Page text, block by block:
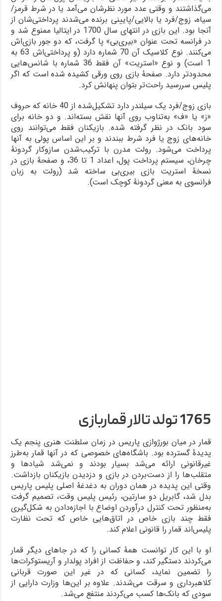
می‌گذاشتند و وقتی عدد مورد نظرشان می‌آمد یا در شرط قرمز/
سیاه، زوج/فرد یا بالایی/پایینی برنده می‌شدند پرداختی‌شان از
آنجا بود. این بازی در انتهای سال 1700 در ایتالیا ممنوع شد و
در فرانسه تحت عنوان «بیری‌بی» پا گرفت، که دو جور بازی‌اش
می‌کنند. نوع کلاسیک آن 70 شماره دارد (و پرداختی‌اش 63 به
1 است) و نوع «استریت» آن فقط 36 شماره با شانس‌هایی
محدودتر دارد. صفحۀ بازی روی ورقی کشیده شده است که اگر
پلیس سررسید راحت‌تر بتوان پنهانش کرد.
بازی زوج/فرد یک سیلندر دارد تشکیل‌شده از 40 خانه که حروف
«ز» یا «ف» به‌تناوب روی آنها نقش بسته‌اند. و دو خانه برای
سود بانک در نظر گرفته شده. بازیکنان فقط می‌توانند روی
خانه‌های زوج یا فرد شرط ببندند و بر این اساس پولی به آنها
پرداخت می‌شود. رولت مدرن با ترکیب‌شدن سازوکار گردونۀ
چرخان، سیستم پرداخت پول، اعداد 1 تا 36، و صفحۀ بازی در
نسخۀ استریت بازی بیری‌بی ساخته شد (رولت به زبان
فرانسوی به معنی گردونۀ کوچک است).
1765 تولد تالار قماربازی
قمار در میان بورژوازی پاریس در زمان سلطنت هنری پنجم یک
پدیدۀ گسترده بود. باشگاه‌های خصوصی که در آنها قمار به‌طرز
غیرقانونی ارائه می‌شد بسیار بودند و نمی‌شد شیادها و
متقلب‌ها را از دست‌بردن در بازی و دزدیدن بازیکنان بازداشت.
وقتی این پدیده در همان دوران به دغدغۀ اصلی پلیس پاریس
بدل شد، گابریل دو سارتین، رئیس پلیس وقت، تصمیم گرفت
به‌منظور تحت کنترل درآوردن اوضاع با اجازه‌دادن به شکل‌گیری
فقط چند بازی خاص در اتاق‌هایی خاص که تحت نظارت
پلیس‌اند قمار را قانونی اعلام کند.
او با این کار توانست همۀ کسانی را که در جاهای دیگر قمار
می‌کردند دستگیر کند، و حفاظت از افراد پولدار و آریستوکرات‌ها
را تضمین نماید، کسانی که در غیر این صورت قربانی
کلاهبرداری و سرقت می‌شدند. علاوه بر این‌ها وزارت دارایی از
سودی که بانک‌ها کسب می‌کردند منتفع می‌شد.